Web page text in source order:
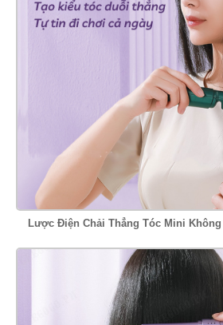
Lược Điện Chải Thẳng Tóc Mini Không